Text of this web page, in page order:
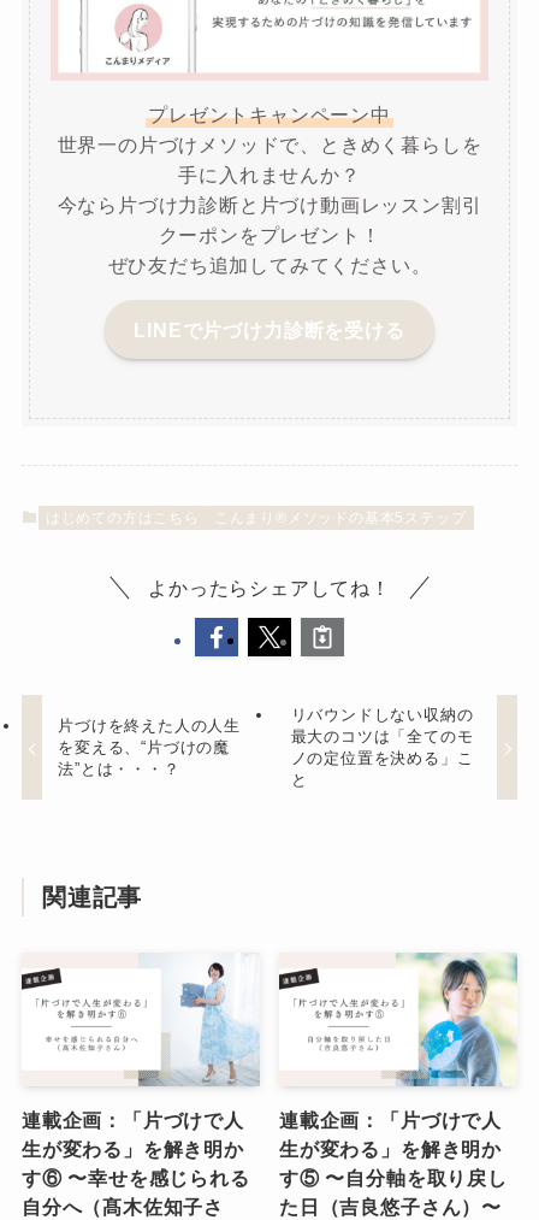
プレゼントキャンペーン中
世界一の片づけメソッドで、ときめく暮らしを
手に入れませんか？
今なら片づけ力診断と片づけ動画レッスン割引
クーポンをプレゼント！
ぜひ友だち追加してみてください。
LINEで片づけ力診断を受ける
はじめての方はこちら こんまり®︎メソッドの基本5ステップ
よかったらシェアしてね！
片づけを終えた人の人生
を変える、“片づけの魔
法”とは・・・？
リバウンドしない収納の
最大のコツは「全てのモ
ノの定位置を決める」こ
と
関連記事
連載企画：「片づけで人
生が変わる」を解き明か
す⑥ 〜幸せを感じられる
自分へ（髙木佐知子さ
連載企画：「片づけで人
生が変わる」を解き明か
す⑤ 〜自分軸を取り戻し
た日（吉良悠子さん）〜